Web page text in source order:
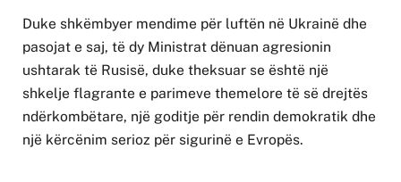
Duke shkëmbyer mendime për luftën në Ukrainë dhe
pasojat e saj, të dy Ministrat dënuan agresionin
ushtarak të Rusisë, duke theksuar se është një
shkelje flagrante e parimeve themelore të së drejtës
ndërkombëtare, një goditje për rendin demokratik dhe
një kërcënim serioz për sigurinë e Evropës.